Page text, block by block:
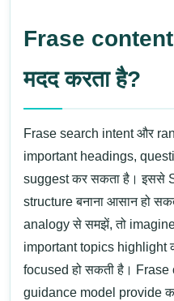
Frase
मदद करता है?
Frase search intent और
important headings,
suggest कर सकता है। इससे
structure बनाना आसान हो
analogy से समझें, तो
important topics highlight
focused हो सकती है। Frase
guidance model provide